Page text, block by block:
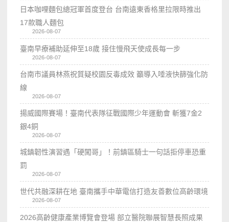
日本咖哩麵包總冠軍首度登台 台南遠東香格里拉限時推出
17款職人麵包
2026-08-07
臺南早療補助延伸至18歲 接住慢飛天使成長每一步
2026-08-07
台南市議員林燕祝質疑校園反毒成效 籲導入唾液快篩強化防
線
2026-08-07
揚威國際賽場！臺南代表隊征戰國際少年運動會 斬獲7金2
銀4銅
2026-08-07
城鎮韌性演習遇「硬闖哥」！前鎮區騎士一句話拒停車恐重
罰
2026-08-07
世代共融深耕在地 臺南攜手中華電信打造友善數位高齡環境
2026-08-07
2026高齡健康產業博覽會登場 部立醫院聯展智慧長照成果